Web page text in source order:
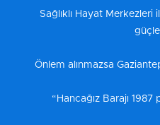
Sağlıklı Hayat Merkezleri
Önlem alınmazsa
“Hancağız Barajı 1987